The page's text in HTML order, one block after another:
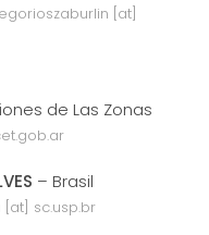
[at]
de Las Zonas
– Brasil
[at] sc.usp.br